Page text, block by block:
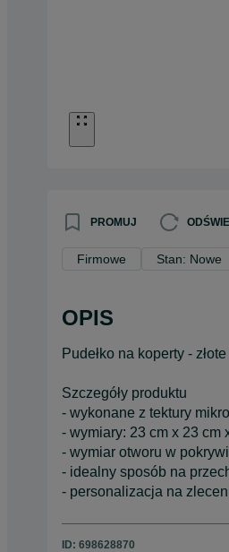
PROMUJ
Firmowe Stan: Nowe
OPIS
Pudełko na koperty -
Szczegóły produktu
- wykonane z tektury
- wymiary: 23 cm x 23 cm
- wymiar otworu w
- idealny sposób na
- personalizacja na
ID: 698628870